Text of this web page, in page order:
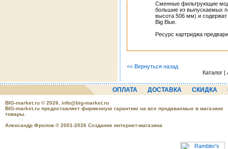
Сменные фильтрующие
большие из выпускаемых
высота 506 мм) и
Big Biue.
Ресурс картриджа
<< Вернуться назад
Каталог
ОПЛАТА ДОСТАВКА СКИДКА
BIG-market.ru © 2026. info@big-market.ru
BIG-market.ru предоставляет фирменную гарантию на все продаваемые в магазине
товары.
Александр Фролов © 2001-2026 Создание интернет-магазина